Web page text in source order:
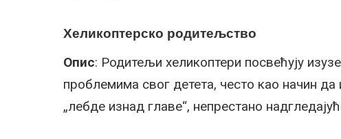
Хеликоптерско родитељство
Опис: Родитељи хеликоптери посвећују
проблемима свог детета, често као начин
„лебде изнад главе“, непрестано